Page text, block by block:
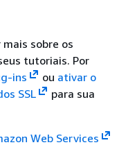
sobre os
tutoriais. Por
ins ou ativar o
SSL
para sua
Web Services